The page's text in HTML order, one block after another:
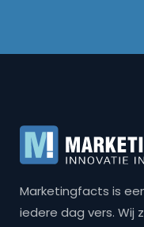
Marketingfacts is
iedere dag vers. Wij